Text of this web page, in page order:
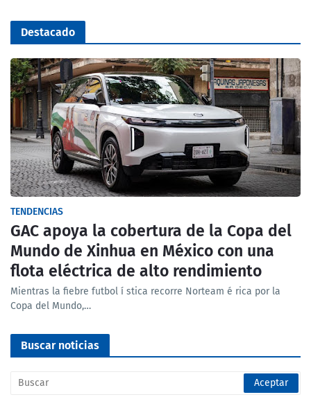
Destacado
TENDENCIAS
GAC apoya la cobertura de la Copa del
Mundo de Xinhua en México con una
flota eléctrica de alto rendimiento
Mientras la fiebre futbol í stica recorre Norteam é rica por la
Copa del Mundo,…
Buscar noticias